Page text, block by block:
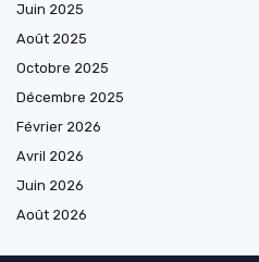
Juin 2025
Août 2025
Octobre 2025
Décembre 2025
Février 2026
Avril 2026
Juin 2026
Août 2026